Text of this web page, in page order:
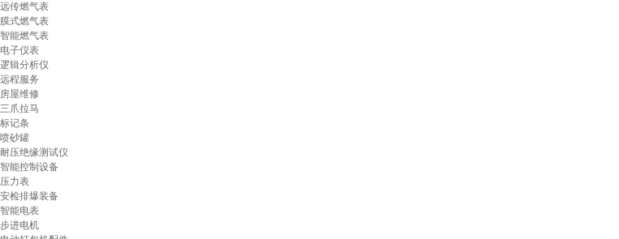
远传燃气表
膜式燃气表
智能燃气表
电子仪表
逻辑分析仪
远程服务
房屋维修
三爪拉马
标记条
喷砂罐
耐压绝缘测试仪
智能控制设备
压力表
安检排爆装备
智能电表
步进电机